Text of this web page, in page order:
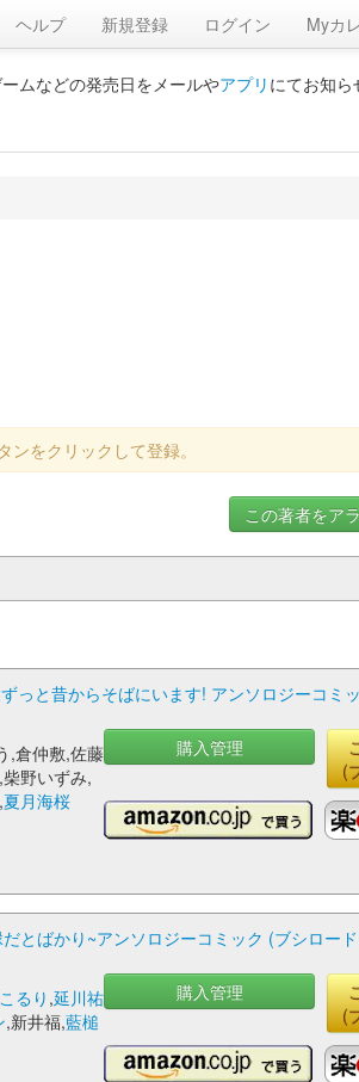
ヘルプ 新規登録 ログイン Myカ
ムなどの発売日をメールやアプリ にてお知ら
をクリックして登録。
この著者をア
っと昔からそばにいます! アンソロジーコミ
,倉仲敷,佐藤
,柴野いずみ,
,夏月海桜
購入管理
(
とばかり~アンソロジーコミック (ブシロー
るり ,延川祐
,新井福,藍槌
購入管理
(